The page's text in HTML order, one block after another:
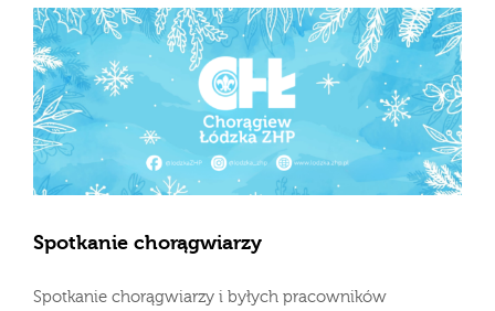
Spotkanie chorągwiarzy
Spotkanie chorągwiarzy i byłych pracowników